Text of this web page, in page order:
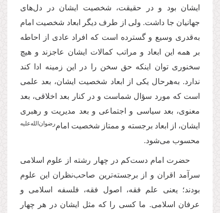
ایشان بود و در حقیقت، شخصیت ایشان در دل‌های
جهانیان جا داشت. ولی از طرف دیگر ابعاد شخصیت امام
به‌قدری وسیع و گسترده است که افراد عادی از احاطه
بر همه این ابعاد و مراتب کمالات ایشان عاجزند و هیچ
سخنوری توان اینکه حق سخن را در این زمینه ادا کند
ندارد. به‌هرحال یکی از ابعاد شخصیت ایشان، بعد علمی
است که مورد سؤال شماست و در کنار بعد اخلاقی، بعد
معنوی، بعد سیاسی و اجتماعی و بعد مدیریت و رهبری
ایشان، از ابعاد برجسته و ممتاز شخصیت امام‌رضوان‌الله‌‌علیه
محسوب می‌شود.
حضرت امام دست‌کم در چهار رشته از علوم اسلامی
سرآمد اقران و از برجسته‌ترین صاحب‌نظران این علوم
بودند؛ یعنی علم فقه، اصول فقه، فلسفه اسلامی و
عرفان اسلامی. ما کسی را که مثل ایشان در هر چهار